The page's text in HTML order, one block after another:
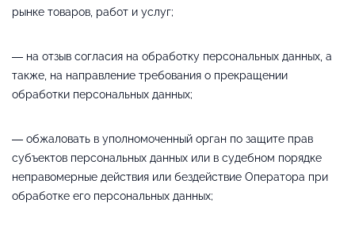
рынке товаров, работ и услуг;
— на отзыв согласия на обработку персональных данных, а
также, на направление требования о прекращении
обработки персональных данных;
— обжаловать в уполномоченный орган по защите прав
субъектов персональных данных или в судебном порядке
неправомерные действия или бездействие Оператора при
обработке его персональных данных;